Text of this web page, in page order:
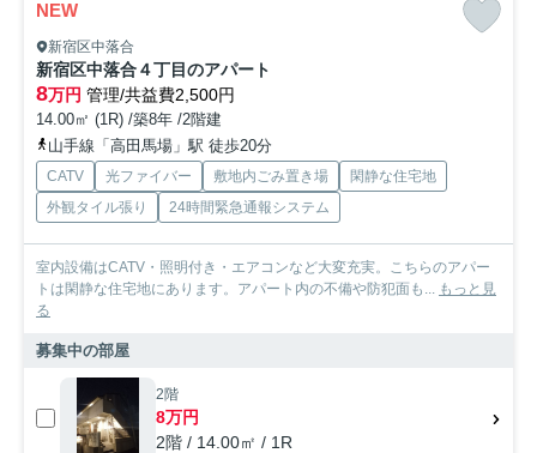
NEW
新宿区中落合
新宿区中落合４丁目のアパート
8万円 管理/共益費2,500円
14.00㎡ (1R) /築8年 /2階建
山手線「高田馬場」駅 徒歩20分
CATV 光ファイバー 敷地内ごみ置き場
閑静な住宅地
外観タイル張り
24時間緊急通報システム
室内設備はCATV・照明付き・エアコンなど大変充実。こちらのアパー
トは閑静な住宅地にあります。アパート内の不備や防犯面も... もっと見
る
募集中の部屋
2階
8万円
2階 / 14.00㎡ / 1R